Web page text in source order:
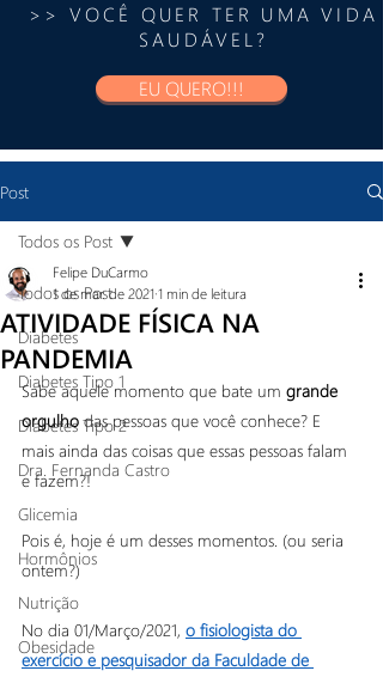
>> VOCÊ QUER TER UMA VIDA
SAUDÁVEL?
EU QUERO!!!
Post
Todos os Post
Diabetes
Diabetes Tipo 1
Diabetes Tipo 2
Dra. Fernanda Castro
Glicemia
Hormônios
Nutrição
Obesidade
Todos os Post
ATIVIDADE FÍSICA NA
PANDEMIA
Felipe DuCarmo
1 de mar. de 2021 1 min de leitura
Sabe aquele momento que bate um grande
orgulho das pessoas que você conhece? E
mais ainda das coisas que essas pessoas falam
e fazem?!
Pois é, hoje é um desses momentos. (ou seria
ontem?)
No dia 01/Março/2021, o fisiologista do
exercício e pesquisador da Faculdade de